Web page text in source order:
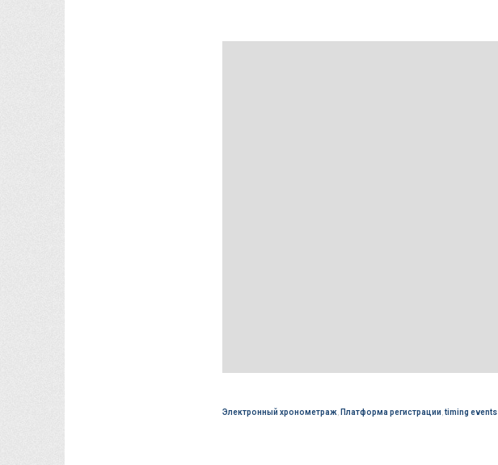
Электронный хронометраж, Платформа регистрации,timing events